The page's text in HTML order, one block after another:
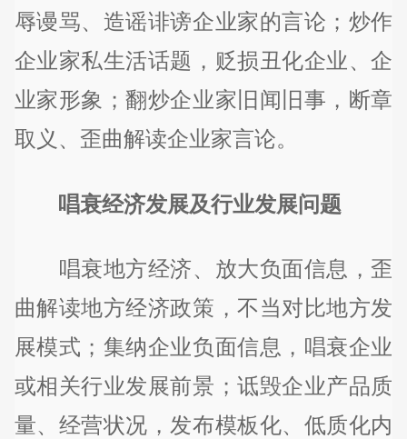
辱谩骂、造谣诽谤企业家的言论；炒作
企业家私生活话题，贬损丑化企业、企
业家形象；翻炒企业家旧闻旧事，断章
取义、歪曲解读企业家言论。
唱衰经济发展及行业发展问题
唱衰地方经济、放大负面信息，歪
曲解读地方经济政策，不当对比地方发
展模式；集纳企业负面信息，唱衰企业
或相关行业发展前景；诋毁企业产品质
量、经营状况，发布模板化、低质化内